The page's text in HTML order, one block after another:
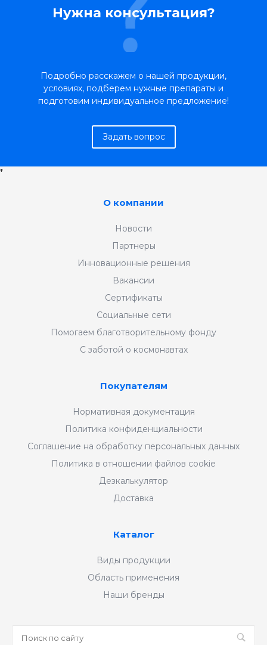
Нужна консультация?
Подробно расскажем о нашей продукции,
условиях, подберем нужные препараты и
подготовим индивидуальное предложение!
Задать вопрос
*
О компании
Новости
Партнеры
Инновационные решения
Вакансии
Сертификаты
Социальные сети
Помогаем благотворительному фонду
С заботой о космонавтах
Покупателям
Нормативная документация
Политика конфиденциальности
Соглашение на обработку персональных данных
Политика в отношении файлов cookie
Дезкалькулятор
Доставка
Каталог
Виды продукции
Область применения
Наши бренды